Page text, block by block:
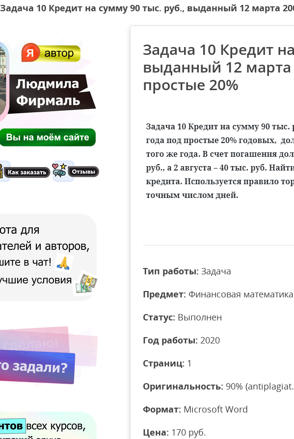
Задача 10 Кредит на сумму 90 тыс. руб., выданный 12 марта
Задача 10 Кредит
выданный 12 марта
простые 20%
Тип работы: Задача
Предмет: Финансовая математика
Статус: Выполнен
Год работы: 2020
Страниц: 1
Оригинальность: 90%
Формат: Microsoft Word
Цена: 170 руб.